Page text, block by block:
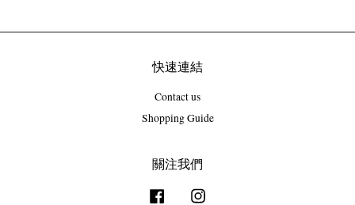
快速連結
Contact us
Shopping Guide
關注我們
Facebook